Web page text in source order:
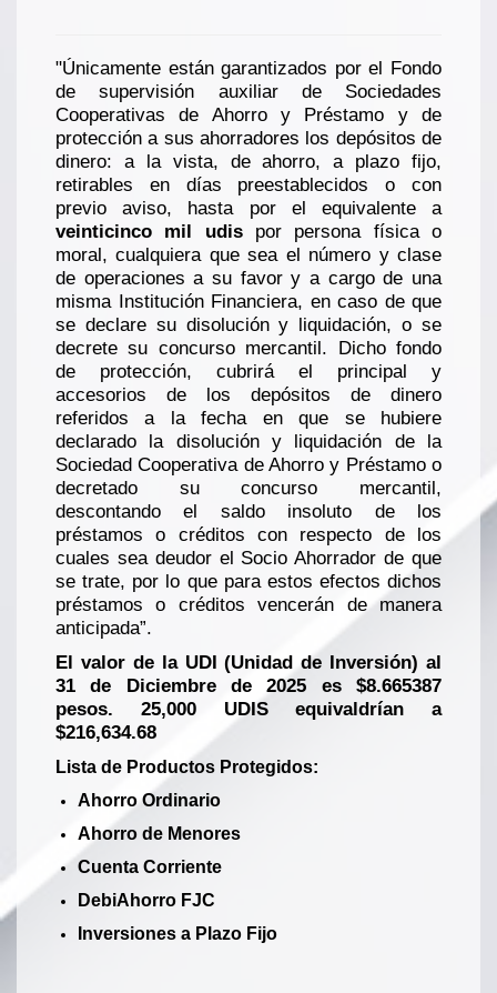
"Únicamente están garantizados por el Fondo
de supervisión auxiliar de Sociedades
Cooperativas de Ahorro y Préstamo y de
protección a sus ahorradores los depósitos de
dinero: a la vista, de ahorro, a plazo fijo,
retirables en días preestablecidos o con
previo aviso, hasta por el equivalente a
veinticinco mil udispor persona física o
moral, cualquiera que sea el número y clase
de operaciones a su favor y a cargo de una
misma Institución Financiera, en caso de que
se declare su disolución y liquidación, o se
decrete su concurso mercantil. Dicho fondo
de protección, cubrirá el principal y
accesorios de los depósitos de dinero
referidos a la fecha en que se hubiere
declarado la disolución y liquidación de la
Sociedad Cooperativa de Ahorro y Préstamo o
decretado su concurso mercantil,
descontando el saldo insoluto de los
préstamos o créditos con respecto de los
cuales sea deudor el Socio Ahorrador de que
se trate, por lo que para estos efectos dichos
préstamos o créditos vencerán de manera
anticipada”.
El valor de la UDI (Unidad de Inversión) al
31 de Diciembre de 2025 es $8.665387
pesos. 25,000 UDIS equivaldrían a
$216,634.68
Lista de Productos Protegidos:
Ahorro Ordinario
Ahorro de Menores
Cuenta Corriente
DebiAhorro FJC
Inversiones a Plazo Fijo